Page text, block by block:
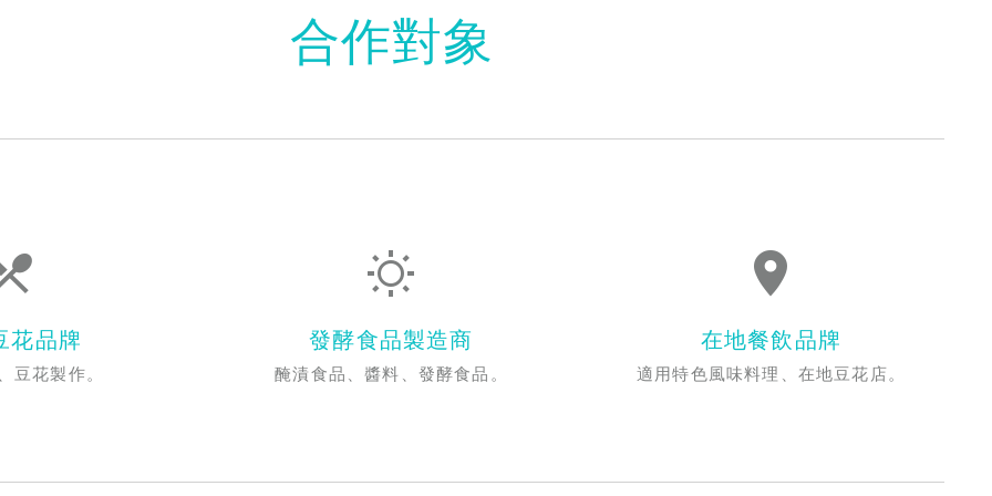
合作對象
花品牌
豆花製作。
發酵食品製造商
醃漬食品、醬料、發酵食品。
在地餐飲品牌
適用特色風味料理、在地豆花店。